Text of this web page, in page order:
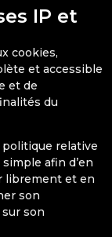
IP et
cookies,
et accessible
et de
du
relative
afin d’en
librement et en
son
son